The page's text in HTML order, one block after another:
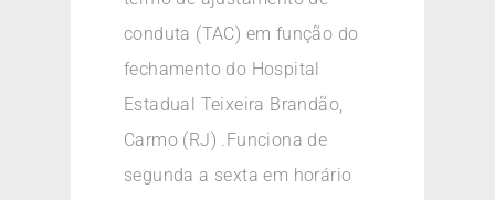
conduta (TAC) em função do
fechamento do Hospital
Estadual Teixeira Brandão,
Carmo (RJ) .Funciona de
segunda a sexta em horário